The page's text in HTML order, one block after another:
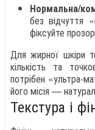
Нормальна/
без відчуття
фіксуйте
Для жирної шкіри
кількість та
потрібен «ультра-
його місія —
Текстура і